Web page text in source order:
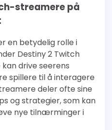
streamere på
en betydelig rolle i
Destiny 2 Twitch
drive seerens
spillere til å interagere
deler ofte sine
og strategier, som kan
nye tilnærminger i